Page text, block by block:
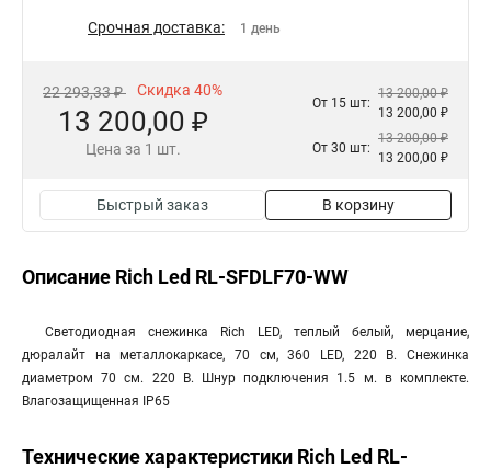
Срочная доставка: 1 день
22 293,33 ₽ Скидка 40%
13 200,00 ₽
Цена за 1 шт.
От 15 шт:
13 200,00 ₽
13 200,00 ₽
От 30 шт:
13 200,00 ₽
13 200,00 ₽
Быстрый заказ В корзину
Описание Rich Led RL-SFDLF70-WW
Светодиодная снежинка Rich LED, теплый белый, мерцание,
дюралайт на металлокаркасе, 70 см, 360 LED, 220 B. Снежинка
диаметром 70 см. 220 B. Шнур подключения 1.5 м. в комплекте.
Влагозащищенная IP65
Технические характеристики Rich Led RL-